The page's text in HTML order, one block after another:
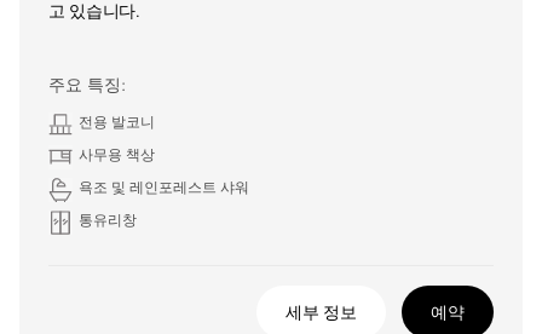
고 있습니다.
주요 특징:
전용 발코니
사무용 책상
욕조 및 레인포레스트 샤워
통유리창
세부 정보 예약